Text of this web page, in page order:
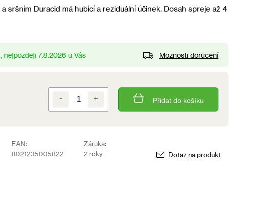
sršním Duracid má hubící a reziduální účinek. Dosah spreje až 4
7.8.2026 Možnosti doručení
Přidat do košíku
EAN:
8021235005822
Záruka:
2 roky
Dotaz na produkt